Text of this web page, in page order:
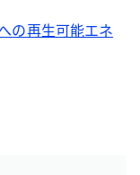
の再生可能エネ